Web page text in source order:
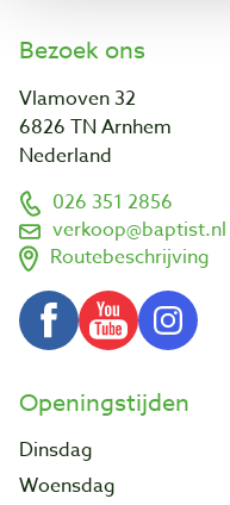
Bezoek ons
Vlamoven 32
6826 TN Arnhem
Nederland
026 351 2856
verkoop@baptist.nl
Routebeschrijving
Openingstijden
Dinsdag
Woensdag